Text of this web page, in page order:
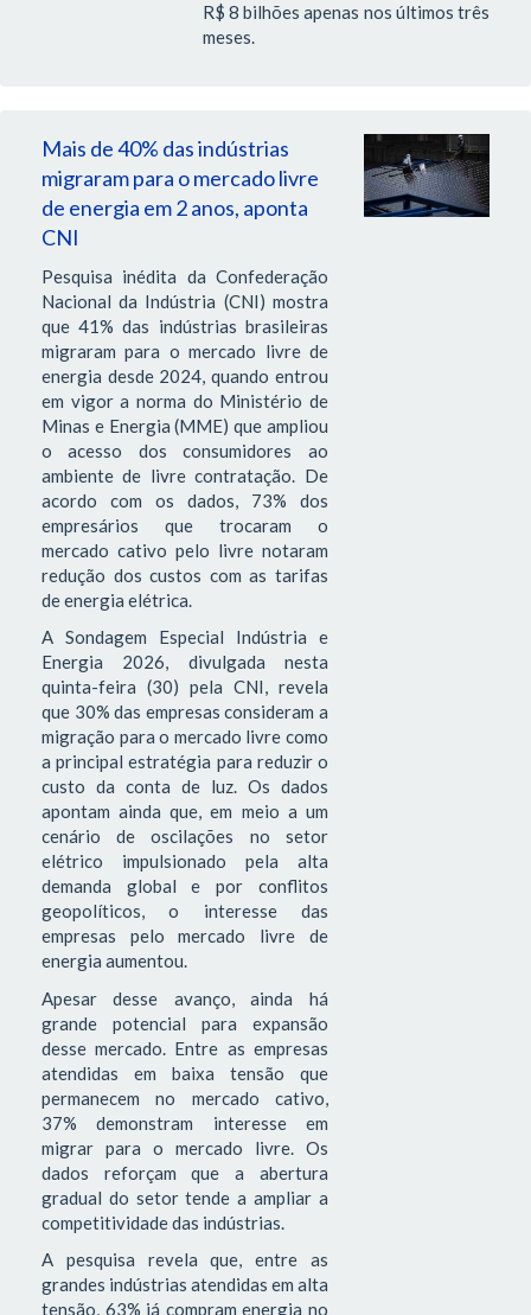
R$ 8 bilhões apenas nos últimos três
meses.
Mais de 40% das indústrias
migraram para o mercado livre
de energia em 2 anos, aponta
CNI
Pesquisa inédita da Confederação
Nacional da Indústria (CNI) mostra
que 41% das indústrias brasileiras
migraram para o mercado livre de
energia desde 2024, quando entrou
em vigor a norma do Ministério de
Minas e Energia (MME) que ampliou
o acesso dos consumidores ao
ambiente de livre contratação. De
acordo com os dados, 73% dos
empresários que trocaram o
mercado cativo pelo livre notaram
redução dos custos com as tarifas
de energia elétrica.
A Sondagem Especial Indústria e
Energia 2026, divulgada nesta
quinta-feira (30) pela CNI, revela
que 30% das empresas consideram a
migração para o mercado livre como
a principal estratégia para reduzir o
custo da conta de luz. Os dados
apontam ainda que, em meio a um
cenário de oscilações no setor
elétrico impulsionado pela alta
demanda global e por conflitos
geopolíticos, o interesse das
empresas pelo mercado livre de
energia aumentou.
Apesar desse avanço, ainda há
grande potencial para expansão
desse mercado. Entre as empresas
atendidas em baixa tensão que
permanecem no mercado cativo,
37% demonstram interesse em
migrar para o mercado livre. Os
dados reforçam que a abertura
gradual do setor tende a ampliar a
competitividade das indústrias.
A pesquisa revela que, entre as
grandes indústrias atendidas em alta
tensão, 63% já compram energia no